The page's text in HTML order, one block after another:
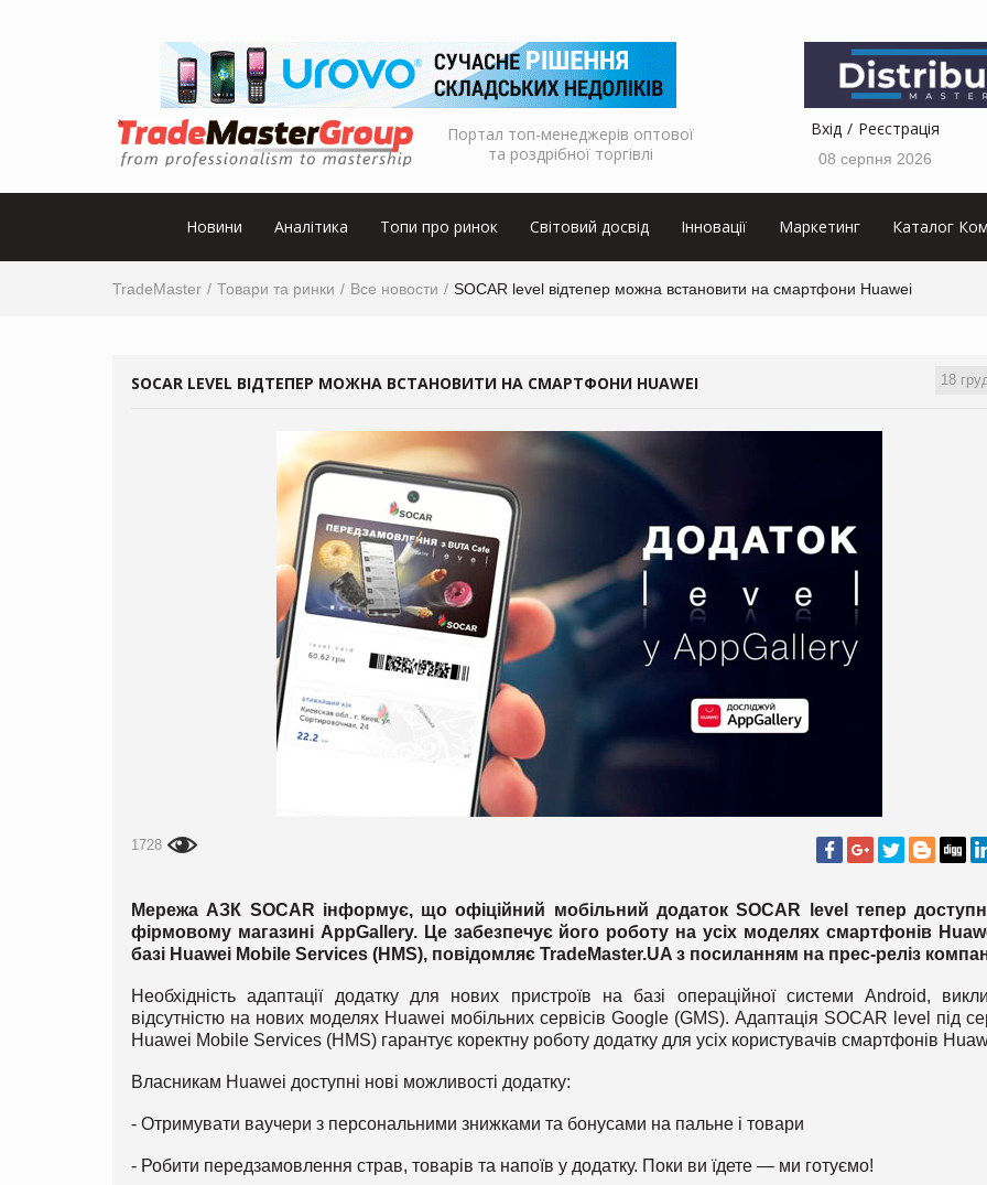
Портал топ-менеджерів оптової
та роздрібної торгівлі
Вхід Реєстрація
08 серпня 2026
Новини Аналітика Топи про ринок Світовий досвід Інновації Маркетинг Каталог
TradeMaster Товари та ринки Все новости SOCAR level відтепер можна встановити на смартфони Huawei
18
SOCAR LEVEL ВІДТЕПЕР МОЖНА ВСТАНОВИТИ НА СМАРТФОНИ HUAWEI
1728
Мережа АЗК SOCAR інформує, що офіційний мобільний додаток SOCAR level тепер
фірмовому магазині AppGallery. Це забезпечує його роботу на усіх моделях смартфонів
базі Huawei Mobile Services (HMS), повідомляє TradeMaster.UA з посиланням на прес-реліз
Необхідність адаптації додатку для нових пристроїв на базі операційної системи Android,
відсутністю на нових моделях Huawei мобільних сервісів Google (GMS). Адаптація SOCAR level під
Huawei Mobile Services (HMS) гарантує коректну роботу додатку для усіх користувачів смартфонів
Власникам Huawei доступні нові можливості додатку:
- Отримувати ваучери з персональними знижками та бонусами на пальне і товари
- Робити передзамовлення страв, товарів та напоїв у додатку. Поки ви їдете — ми готуємо!